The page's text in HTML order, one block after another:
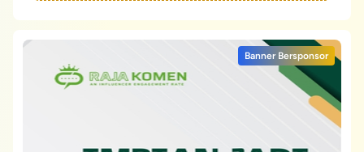
Banner Bersponsor